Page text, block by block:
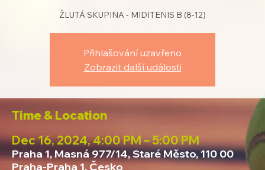
ŽLUTÁ SKUPINA - MIDITENIS B (8-12)
Přihlašování uzavřeno
Zobrazit další události
Time & Location
Dec 16, 2024, 4:00 PM – 5:00 PM
Praha 1, Masná 977/14, Staré Město, 110 00
Praha-Praha 1, Česko